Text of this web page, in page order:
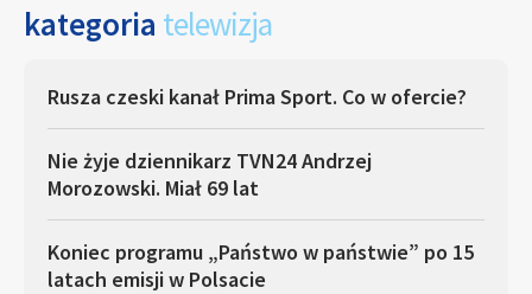
kategoria telewizja
Rusza czeski kanał Prima Sport. Co w ofercie?
Nie żyje dziennikarz TVN24 Andrzej
Morozowski. Miał 69 lat
Koniec programu „Państwo w państwie” po 15
latach emisji w Polsacie